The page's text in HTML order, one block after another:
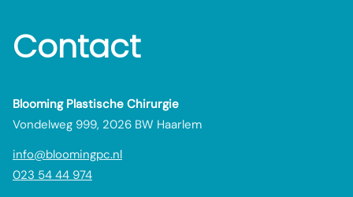
Contact
Blooming Plastische Chirurgie
Vondelweg 999, 2026 BW Haarlem
info@bloomingpc.nl
023 54 44 974